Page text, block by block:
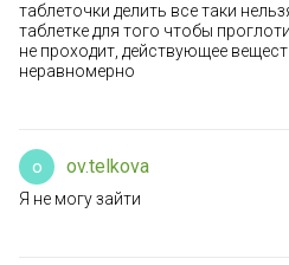
таблеточки делить все таки
таблетке для того чтобы
не проходит, действующее
неравномерно
o ov.telkova
Я не могу зайти